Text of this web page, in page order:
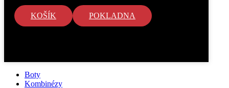
KOŠÍK POKLADNA
Boty
Kombinézy